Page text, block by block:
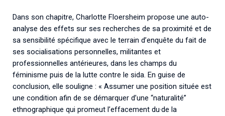
Dans son chapitre, Charlotte Floersheim propose une auto-
analyse des effets sur ses recherches de sa proximité et de
sa sensibilité spécifique avec le terrain d’enquête du fait de
ses socialisations personnelles, militantes et
professionnelles antérieures, dans les champs du
féminisme puis de la lutte contre le sida. En guise de
conclusion, elle souligne : « Assumer une position située est
une condition afin de se démarquer d’une “naturalité”
ethnographique qui promeut l’effacement du·de la